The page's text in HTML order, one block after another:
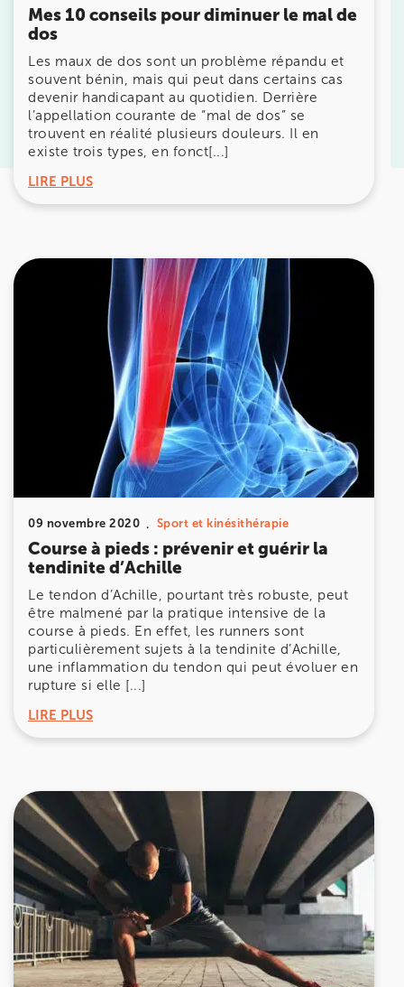
Mes 10 conseils pour diminuer le mal de
dos
Les maux de dos sont un problème répandu et
souvent bénin, mais qui peut dans certains cas
devenir handicapant au quotidien. Derrière
l’appellation courante de “mal de dos” se
trouvent en réalité plusieurs douleurs. Il en
existe trois types, en fonct[...]
LIRE PLUS
09 novembre 2020 Sport et kinésithérapie
Course à pieds : prévenir et guérir la
tendinite d’Achille
Le tendon d’Achille, pourtant très robuste, peut
être malmené par la pratique intensive de la
course à pieds. En effet, les runners sont
particulièrement sujets à la tendinite d’Achille,
une inflammation du tendon qui peut évoluer en
rupture si elle [...]
LIRE PLUS
Prenez RDV sur
KOSS PARIS 8
74 Bd Haussmann 75008 Paris
74 Bd Haussmann 75008 Paris
01 44 71 93 74
IK MORANGIS
85 Av. de Balzac 91420 Morangis
85 Av. de Balzac 91420 Morangis
01 64 48 35 84
Prenez RDV sur
Prenez RDV sur
IK MEUDON
8 Rue de Paris 92190 Meudon
01 40 95 01 09
Prenez RDV sur
Prenez RDV sur